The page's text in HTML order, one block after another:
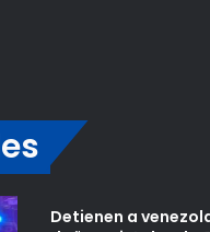
Detienen a